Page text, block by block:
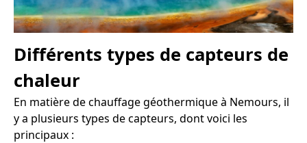
Différents types de capteurs de
chaleur
En matière de chauffage géothermique à Nemours, il
y a plusieurs types de capteurs, dont voici les
principaux :